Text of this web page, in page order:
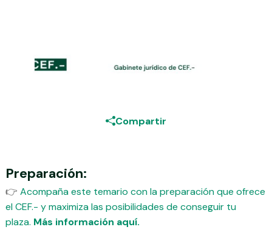
Compartir
Preparación:
👉 Acompaña este temario con la preparación que ofrece
el CEF.- y maximiza las posibilidades de conseguir tu
plaza. Más información aquí.